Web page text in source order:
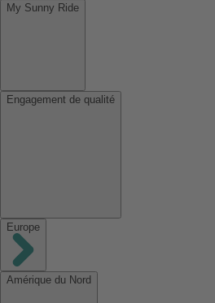
My Sunny Ride
Engagement de qualité
Europe
Amérique du Nord